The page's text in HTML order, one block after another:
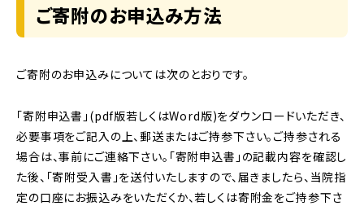
ご寄附のお申込み方法
ご寄附のお申込みについては次のとおりです。
「寄附申込書」(pdf版若しくはWord版)をダウンロードいただき、
必要事項をご記入の上、郵送またはご持参下さい。ご持参される
場合は、事前にご連絡下さい。「寄附申込書」の記載内容を確認し
た後、「寄附受入書」を送付いたしますので、届きましたら、当院指
定の口座にお振込みをいただくか、若しくは寄附金をご持参下さ